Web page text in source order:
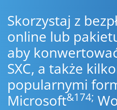
Skorzystaj z
online lub
aby
SXC, a także
popularnymi
Microsoft&174;